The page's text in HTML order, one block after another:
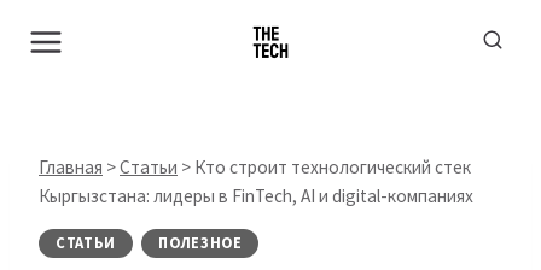
Главная >Статьи > Кто строит технологический стек
Кыргызстана: лидеры в FinTech, AI и digital-компаниях
СТАТЬИ ПОЛЕЗНОЕ